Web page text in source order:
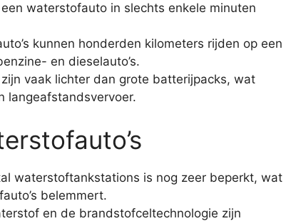
waterstofauto in slechts enkele minuten
kunnen honderden kilometers rijden op een
en dieselauto’s.
vaak lichter dan grote batterijpacks, wat
langeafstandsvervoer.
waterstoftankstations is nog zeer beperkt, wat
belemmert.
en de brandstofceltechnologie zijn